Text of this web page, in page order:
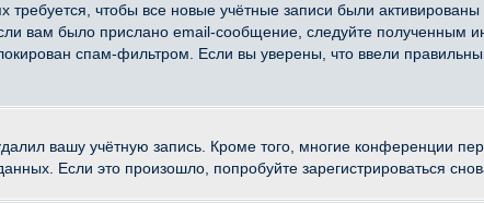
чтобы все новые учётные записи были
вам было прислано email-сообщение, следуйте полученным
спам-фильтром. Если вы уверены, что ввели
вашу учётную запись. Кроме того, многие конференции
Если это произошло, попробуйте зарегистрироваться снова